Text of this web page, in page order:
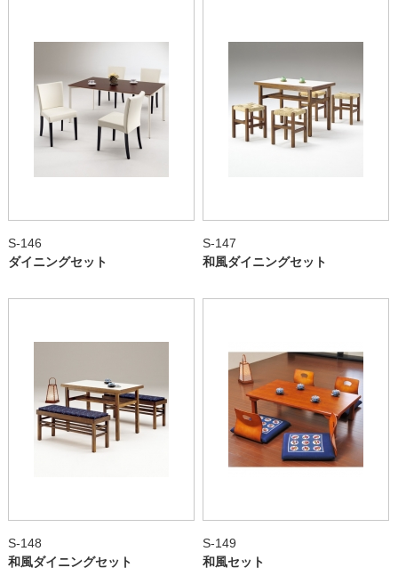
S-146
ダイニングセット
S-147
和風ダイニングセット
S-148
和風ダイニングセット
S-149
和風セット